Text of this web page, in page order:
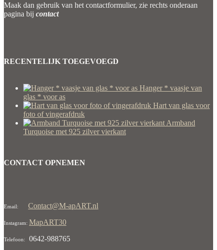
Maak dan gebruik van het contactformulier, zie rechts onderaan
pagina bij contact
RECENTELIJK TOEGEVOEGD
Hanger * vaasje van
glas * voor as
Hart van glas voor
foto of vingerafdruk
Armband
Turquoise met 925 zilver vierkant
CONTACT OPNEMEN
Email: Contact@M-apART.nl
Instagram: MapART30
Telefoon: 0642-988765